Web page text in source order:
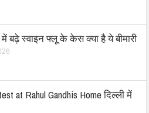
बढ़े स्वाइन फ्लू के केस क्या है ये बीमारी
at Rahul Gandhis Home दिल्ली में